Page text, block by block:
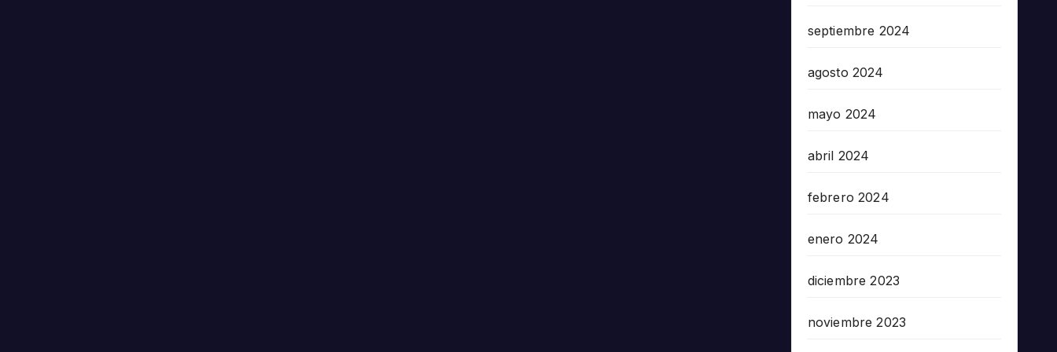
septiembre 2024
agosto 2024
mayo 2024
abril 2024
febrero 2024
enero 2024
diciembre 2023
noviembre 2023